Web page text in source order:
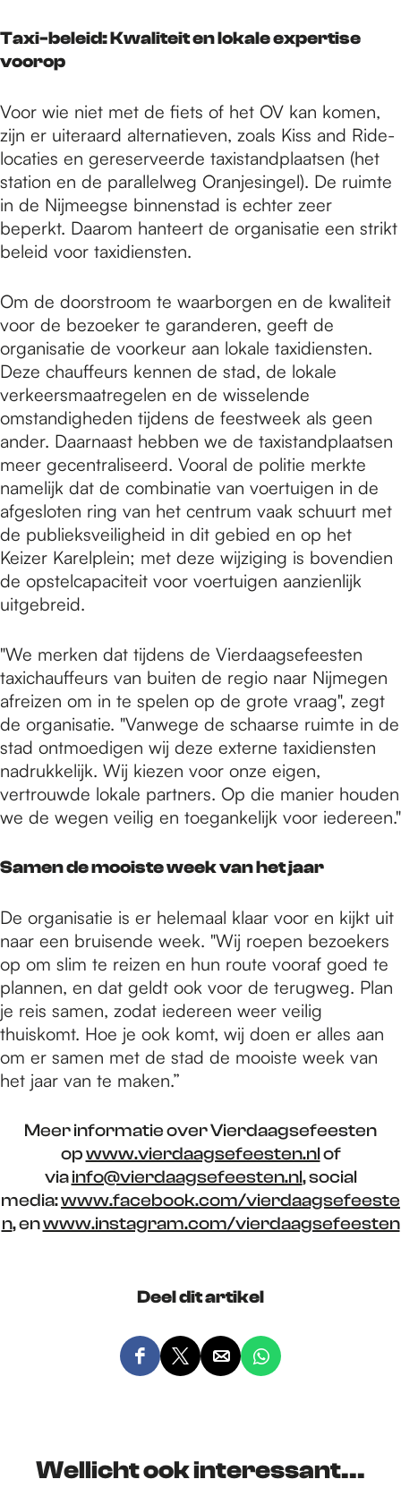
Taxi-beleid: Kwaliteit en lokale expertise
voorop
Voor wie niet met de fiets of het OV kan komen,
zijn er uiteraard alternatieven, zoals Kiss and Ride-
locaties en gereserveerde taxistandplaatsen (het
station en de parallelweg Oranjesingel). De ruimte
in de Nijmeegse binnenstad is echter zeer
beperkt. Daarom hanteert de organisatie een strikt
beleid voor taxidiensten.
Om de doorstroom te waarborgen en de kwaliteit
voor de bezoeker te garanderen, geeft de
organisatie de voorkeur aan lokale taxidiensten.
Deze chauffeurs kennen de stad, de lokale
verkeersmaatregelen en de wisselende
omstandigheden tijdens de feestweek als geen
ander. Daarnaast hebben we de taxistandplaatsen
meer gecentraliseerd. Vooral de politie merkte
namelijk dat de combinatie van voertuigen in de
afgesloten ring van het centrum vaak schuurt met
de publieksveiligheid in dit gebied en op het
Keizer Karelplein; met deze wijziging is bovendien
de opstelcapaciteit voor voertuigen aanzienlijk
uitgebreid.
"We merken dat tijdens de Vierdaagsefeesten
taxichauffeurs van buiten de regio naar Nijmegen
afreizen om in te spelen op de grote vraag", zegt
de organisatie. "Vanwege de schaarse ruimte in de
stad ontmoedigen wij deze externe taxidiensten
nadrukkelijk. Wij kiezen voor onze eigen,
vertrouwde lokale partners. Op die manier houden
we de wegen veilig en toegankelijk voor iedereen."
Samen de mooiste week van het jaar
De organisatie is er helemaal klaar voor en kijkt uit
naar een bruisende week. "Wij roepen bezoekers
op om slim te reizen en hun route vooraf goed te
plannen, en dat geldt ook voor de terugweg. Plan
je reis samen, zodat iedereen weer veilig
thuiskomt. Hoe je ook komt, wij doen er alles aan
om er samen met de stad de mooiste week van
het jaar van te maken.”
Meer informatie over Vierdaagsefeesten
opwww.vierdaagsefeesten.nlof
viainfo@vierdaagsefeesten.nl, social
media:www.facebook.com/vierdaagsefeeste
n, enwww.instagram.com/vierdaagsefeesten
Wellicht ook interessant...
Deel dit artikel
D
d
e
D
d
e
D
d
e
D
d
e